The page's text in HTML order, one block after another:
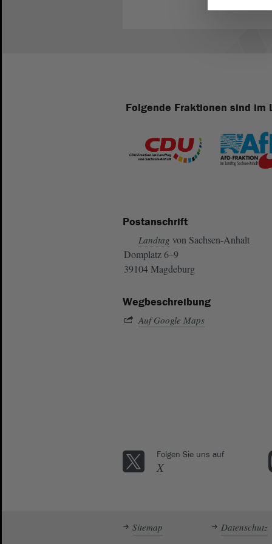
Folgende Fraktionen sind im
Postanschrift
Landtag von Sachsen-Anhalt
Domplatz 6–9
39104 Magdeburg
Wegbeschreibung
Auf Google Maps
Folgen Sie uns auf
X
Sitemap Datenschutz